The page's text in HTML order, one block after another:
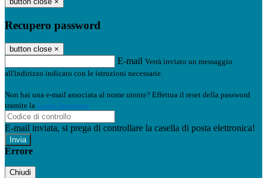
Recupero password
button close ×
E-mail Verrà inviato un messaggio
all'indirizzo indicato con le istruzioni necessarie.
Non hai una e-mail associata al nome utente? Effettua il reset della password
tramite la Login Spaggiari
E-mail inviata, si prega di controllare la casella di posta elettronica!
Errore
Chiudi